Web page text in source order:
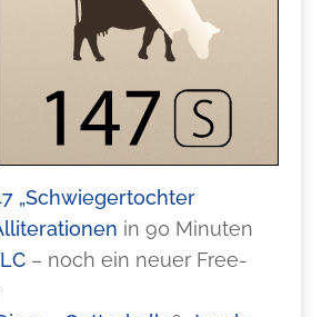
„Schwiegertochter
in 90 Minuten
– noch ein neuer Free-